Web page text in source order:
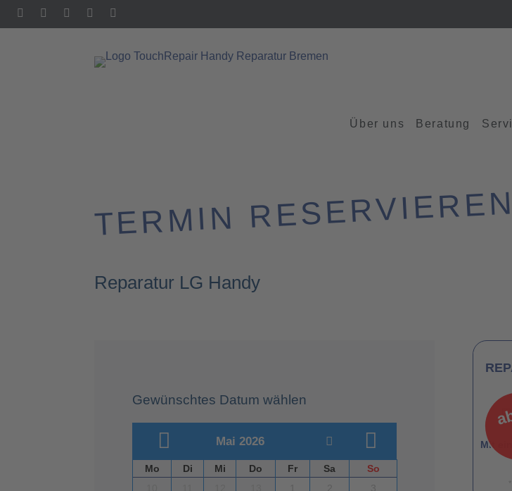
Über uns Beratung
TERMIN RESERVIEREN
Reparatur LG Handy
Gewünschtes Datum wählen
Mai 2026
Mo Di Mi Do Fr Sa
So
Mit